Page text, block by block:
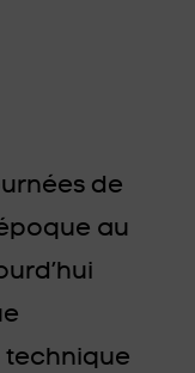
de
au
technique